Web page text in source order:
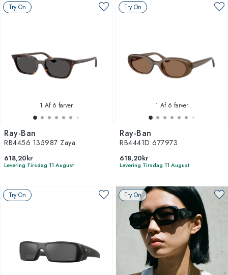
Try On
1 Af 6 farver
Ray-Ban
RB4456 135987 Zaya
618,20kr
Levering Tirsdag 11 August
Try On
1 Af 6 farver
Ray-Ban
RB4441D 677973
618,20kr
Levering Tirsdag 11 August
Try On Try On